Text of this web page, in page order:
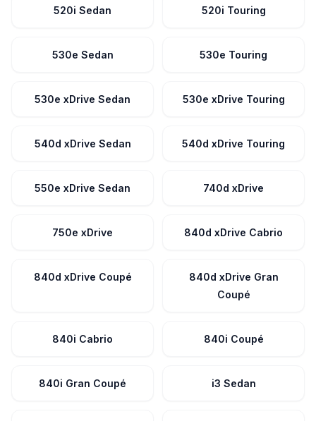
520i Sedan 520i Touring
530e Sedan 530e Touring
530e xDrive Sedan 530e xDrive Touring
540d xDrive Sedan 540d xDrive Touring
550e xDrive Sedan 740d xDrive
750e xDrive 840d xDrive Cabrio
840d xDrive Coupé
840d xDrive Gran
Coupé
840i Cabrio 840i Coupé
840i Gran Coupé i3 Sedan